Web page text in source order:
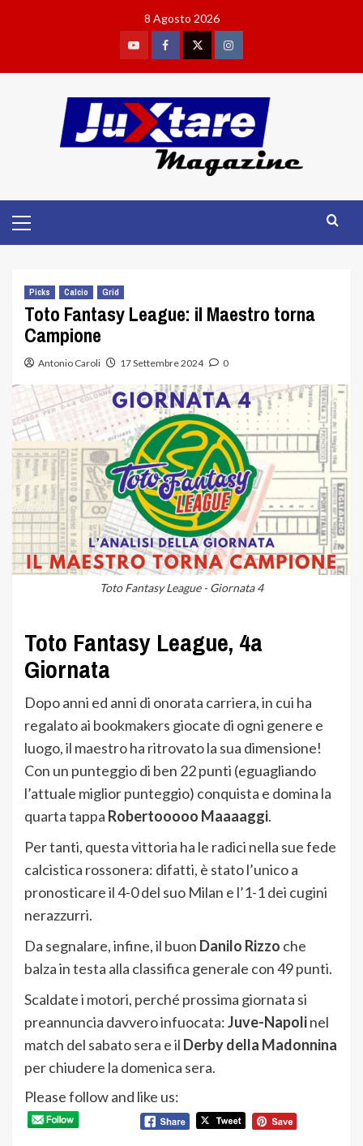
8 Agosto 2026
YoutubeFacebookTwitterInstagram
Menu
Picks Calcio Grid
Toto Fantasy League: il Maestro torna
Campione
Antonio Caroli 17 Settembre 2024 0
Toto Fantasy League - Giornata 4
Toto Fantasy League, 4a
Giornata
Dopo anni ed anni di onorata carriera, in cui ha
regalato ai bookmakers giocate di ogni genere e
luogo, il maestro ha ritrovato la sua dimensione!
Con un punteggio di ben 22 punti (eguagliando
l’attuale miglior punteggio) conquista e domina la
quarta tappa Robertooooo Maaaaggi.
Per tanti, questa vittoria ha le radici nella sue fede
calcistica rossonera: difatti, è stato l’unico a
pronosticare il 4-0 del suo Milan e l’1-1 dei cugini
nerazzurri.
Da segnalare, infine, il buon Danilo Rizzo che
balza in testa alla classifica generale con 49 punti.
Scaldate i motori, perché prossima giornata si
preannuncia davvero infuocata:Juve-Napolinel
match del sabato sera e il Derby della Madonnina
per chiudere la domenica sera.
Please follow and like us: